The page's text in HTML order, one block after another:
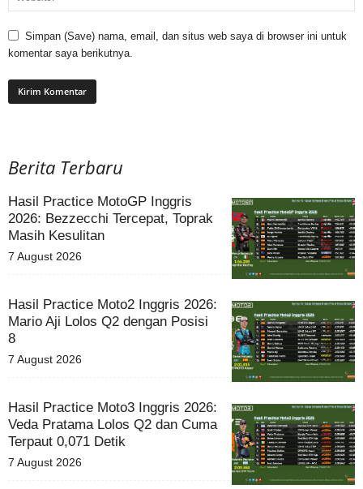
Simpan (Save) nama, email, dan situs web saya di browser ini untuk
komentar saya berikutnya.
Berita Terbaru
Hasil Practice MotoGP Inggris
2026: Bezzecchi Tercepat, Toprak
Masih Kesulitan
7 August 2026
Hasil Practice Moto2 Inggris 2026:
Mario Aji Lolos Q2 dengan Posisi
8
7 August 2026
Hasil Practice Moto3 Inggris 2026:
Veda Pratama Lolos Q2 dan Cuma
Terpaut 0,071 Detik
7 August 2026